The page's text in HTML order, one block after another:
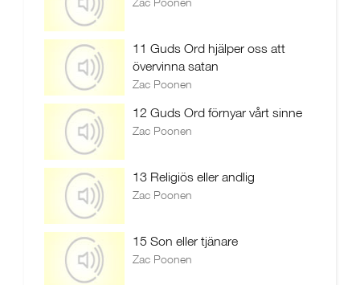
11 Guds Ord hjälper oss att
övervinna satan
Zac Poonen
12 Guds Ord förnyar vårt sinne
Zac Poonen
13 Religiös eller andlig
Zac Poonen
15 Son eller tjänare
Zac Poonen